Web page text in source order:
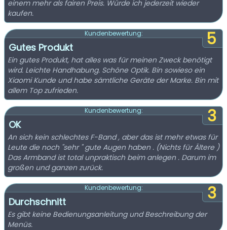
einem mehr als fairen Preis. Würde ich jederzeit wieder
kaufen.
5
Kundenbewertung:
Gutes Produkt
Ein gutes Produkt, hat alles was für meinen Zweck benötigt
wird. Leichte Handhabung. Schöne Optik. Bin sowieso ein
Xiaomi Kunde und habe sämtliche Geräte der Marke. Bin mit
allem Top zufrieden.
3
Kundenbewertung:
OK
An sich kein schlechtes F-Band , aber das ist mehr etwas für
Leute die noch "sehr " gute Augen haben . (Nichts für Ältere )
Das Armband ist total unpraktisch beim anlegen . Darum im
großen und ganzen zurück.
3
Kundenbewertung:
Durchschnitt
Es gibt keine Bedienungsanleitung und Beschreibung der
Menüs.